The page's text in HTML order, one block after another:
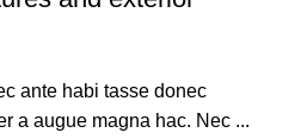
ante habi tasse donec
a augue magna hac. Nec ...